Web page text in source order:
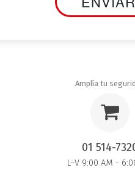
Amplía tu
01 514-
L–V 9:00 AM -